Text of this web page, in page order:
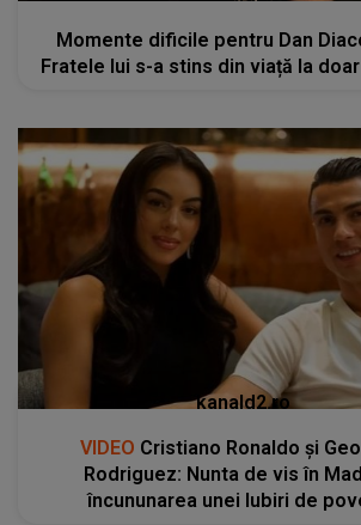
Momente dificile pentru Dan
Fratele lui s-a stins din viață la
kanald2.ro
VIDEO Cristiano Ronaldo și
Rodriguez: Nunta de vis în
încununarea unei Iubiri de